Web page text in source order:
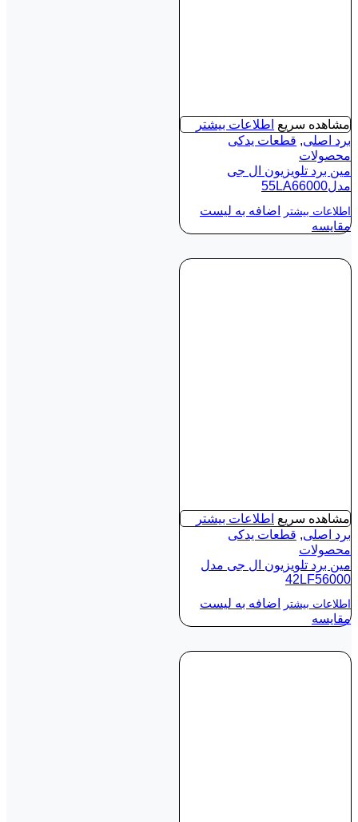
مشاهده سریع اطلاعات بیشتر
برد اصلی, قطعات یدکی
محصولات
مین برد تلویزیون ال جی
مدل55LA66000
اطلاعات بیشتر
اضافه به لیست
مقایسه
مشاهده سریع اطلاعات بیشتر
برد اصلی, قطعات یدکی
محصولات
مین برد تلویزیون ال جی مدل
42LF56000
اطلاعات بیشتر
اضافه به لیست
مقایسه